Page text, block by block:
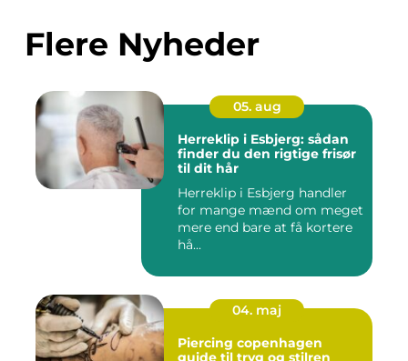
Flere Nyheder
05. aug
Herreklip i Esbjerg: sådan
finder du den rigtige frisør
til dit hår
Herreklip i Esbjerg handler
for mange mænd om meget
mere end bare at få kortere
hå...
04. maj
Piercing copenhagen
guide til tryg og stilren